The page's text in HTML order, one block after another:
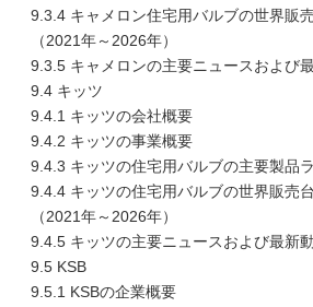
9.3.4 キャメロン住宅用バルブの世界販
（2021年～2026年）
9.3.5 キャメロンの主要ニュースおよび
9.4 キッツ
9.4.1 キッツの会社概要
9.4.2 キッツの事業概要
9.4.3 キッツの住宅用バルブの主要製品
9.4.4 キッツの住宅用バルブの世界販売
（2021年～2026年）
9.4.5 キッツの主要ニュースおよび最新
9.5 KSB
9.5.1 KSBの企業概要